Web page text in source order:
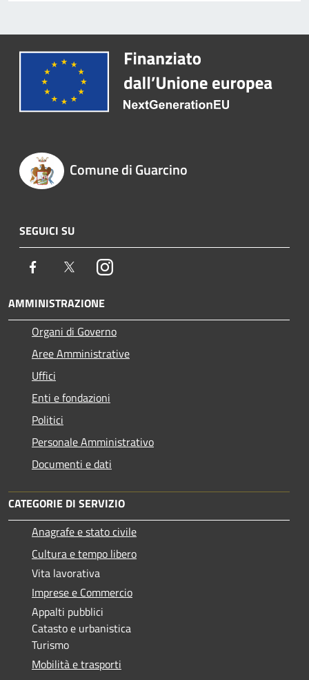
Comune di Guarcino
SEGUICI SU
Facebook TwitterInstagram
AMMINISTRAZIONE
Organi di Governo
Aree Amministrative
Uffici
Enti e fondazioni
Politici
Personale Amministrativo
Documenti e dati
CATEGORIE DI SERVIZIO
Anagrafe e stato civile
Cultura e tempo libero
Vita lavorativa
Imprese e Commercio
Appalti pubblici
Catasto e urbanistica
Turismo
Mobilità e trasporti